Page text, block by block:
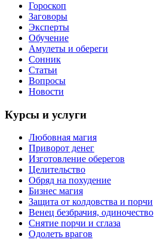
Гороскоп
Заговоры
Эксперты
Обучение
Амулеты и обереги
Сонник
Статьи
Вопросы
Новости
Курсы и услуги
Любовная магия
Приворот денег
Изготовление оберегов
Целительство
Обряд на похудение
Бизнес магия
Защита от колдовства и порчи
Венец безбрачия, одиночество
Снятие порчи и сглаза
Одолеть врагов